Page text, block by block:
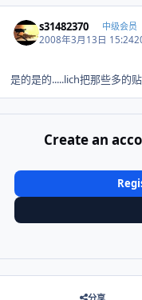
s31482370 中级会员
2008年3月13日 15:24
是的是的.....lich把那些多的
Create an